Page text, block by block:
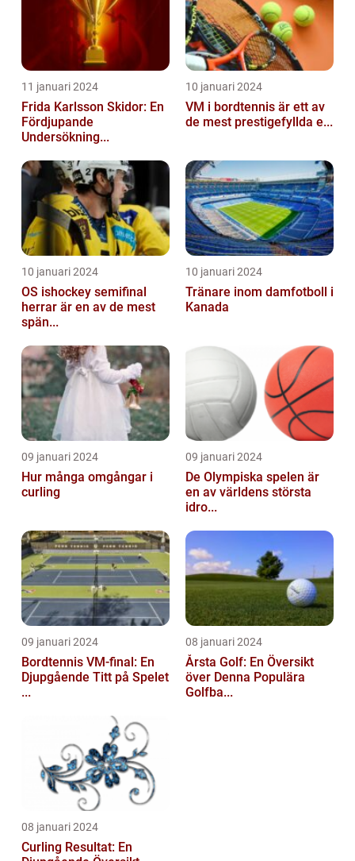
11 januari 2024
Frida Karlsson Skidor: En
Fördjupande
Undersökning...
10 januari 2024
VM i bordtennis är ett av
de mest prestigefyllda e...
10 januari 2024
OS ishockey semifinal
herrar är en av de mest
spän...
10 januari 2024
Tränare inom damfotboll i
Kanada
09 januari 2024
Hur många omgångar i
curling
09 januari 2024
De Olympiska spelen är
en av världens största
idro...
09 januari 2024
Bordtennis VM-final: En
Djupgående Titt på Spelet
...
08 januari 2024
Årsta Golf: En Översikt
över Denna Populära
Golfba...
08 januari 2024
Curling Resultat: En